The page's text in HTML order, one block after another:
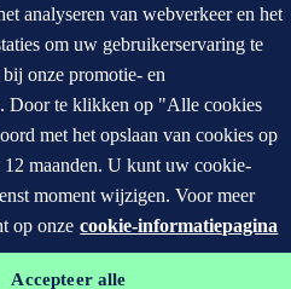
analyseren van webverkeer en het
om uw gebruikerservaring te
onze promotie- en
Door te klikken op "Alle cookies
met het opslaan van cookies op
12 maanden. U kunt uw cookie-
moment wijzigen. Voor meer
op onze cookie-informatiepagina
Accepteer alle